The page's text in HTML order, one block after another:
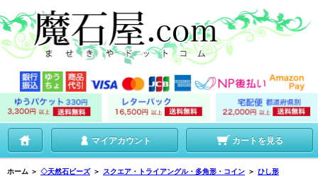
マイアカウント カートを見る
ホーム ＞ ◇天然石ビーズ ＞ スクエア・トライアングル・多角形・コイン ＞ ひし形